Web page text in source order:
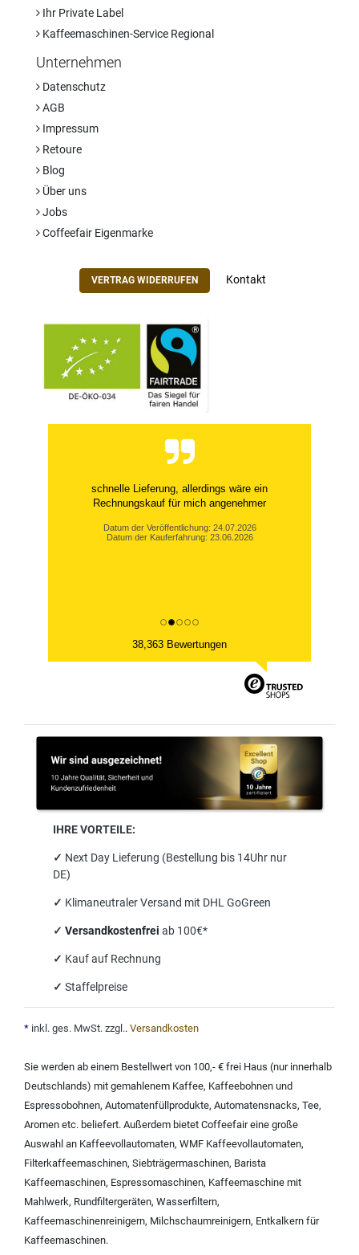
Ihr Private Label
Kaffeemaschinen-Service Regional
Unternehmen
Datenschutz
AGB
Impressum
Retoure
Blog
Über uns
Jobs
Coffeefair Eigenmarke
VERTRAG WIDERRUFEN Kontakt
schnelle Lieferung, allerdings wäre ein
Rechnungskauf für mich angenehmer
Datum der Veröffentlichung: 24.07.2026
Datum der Kauferfahrung: 23.06.2026
38,363 Bewertungen
IHRE VORTEILE:
✓ Next Day Lieferung (Bestellung bis 14Uhr nur
DE)
✓ Klimaneutraler Versand mit DHL GoGreen
✓ Versandkostenfrei ab 100€*
✓ Kauf auf Rechnung
✓ Staffelpreise
* inkl. ges. MwSt. zzgl.. Versandkosten
Sie werden ab einem Bestellwert von 100,- € frei Haus (nur innerhalb
Deutschlands) mit gemahlenem Kaffee, Kaffeebohnen und
Espressobohnen, Automatenfüllprodukte, Automatensnacks, Tee,
Aromen etc. beliefert. Außerdem bietet Coffeefair eine große
Auswahl an Kaffeevollautomaten, WMF Kaffeevollautomaten,
Filterkaffeemaschinen, Siebträgermaschinen, Barista
Kaffeemaschinen, Espressomaschinen, Kaffeemaschine mit
Mahlwerk, Rundfiltergeräten, Wasserfiltern,
Kaffeemaschinenreinigern, Milchschaumreinigern, Entkalkern für
Kaffeemaschinen.